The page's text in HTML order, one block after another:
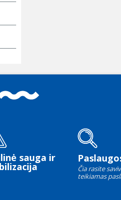
sauga ir
Čia rasite
teikiamas